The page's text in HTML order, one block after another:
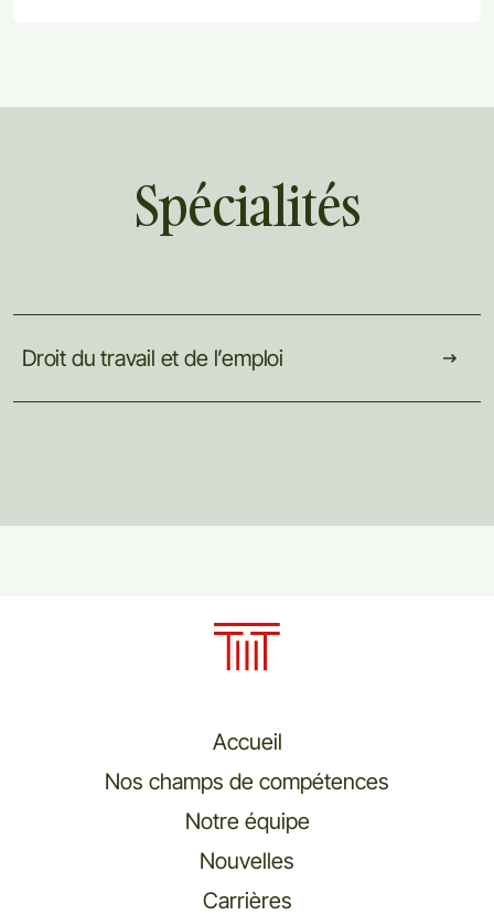
Spécialités
Droit du travail et de l’emploi
Accueil
Nos champs de compétences
Notre équipe
Nouvelles
Carrières